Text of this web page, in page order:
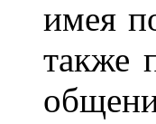
имея
также